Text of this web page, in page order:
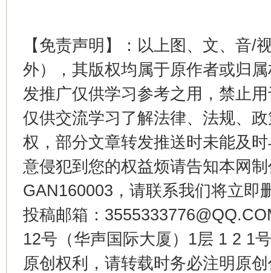
【免责声明】：以上图、文、音/
外），其版权均属于原作者或归
发推广仅供学习参考之用，禁止
仅供交流学习了解法律、法规、
权，部分文章转发推送时未能及
意侵犯到您的权益烦请告知本网
GAN160003，请联系我们将立即
投稿邮箱：
12号（华声国际大厦）1层 1 2 1
原创权利，请转载时务必注明原
在谋一域中谋全局
今